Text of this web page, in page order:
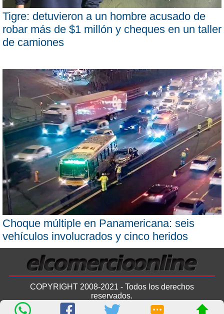
Tigre: detuvieron a un hombre acusado de
robar más de $1 millón y cheques en un taller
de camiones
Choque múltiple en Panamericana: seis
vehículos involucrados y cinco heridos
COPYRIGHT 2008-2021 - Todos los derechos
reservados.